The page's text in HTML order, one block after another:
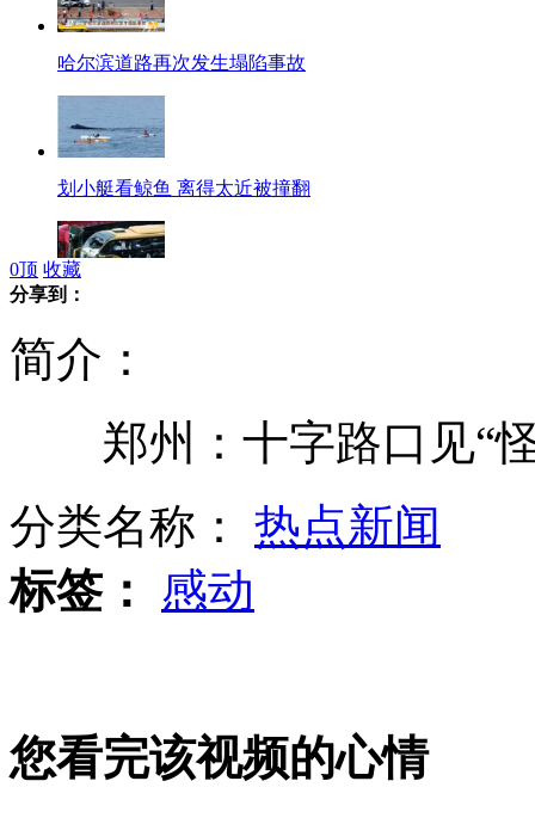
哈尔滨道路再次发生塌陷事故
划小艇看鲸鱼 离得太近被撞翻
“最牛县长”：讲话爱飙顺口溜
0顶 收藏
分享到：
简介：
郑州：十字路口见“怪
分类名称： 热点新闻
标签：
感动
您看完该视频的心情